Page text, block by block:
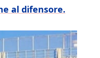
al difensore.